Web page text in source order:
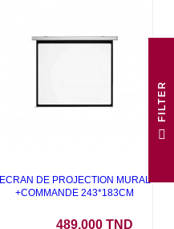
ECRAN DE PROJECTION MURAL
+COMMANDE 243*183CM
489,000 TND
R